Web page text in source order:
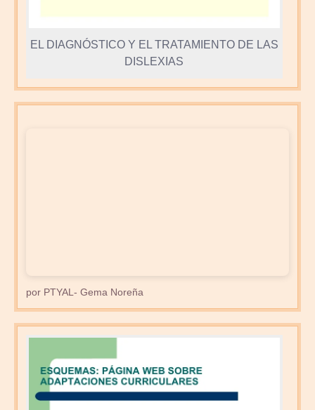
EL DIAGNÓSTICO Y EL TRATAMIENTO DE LAS
DISLEXIAS
por PTYAL- Gema Noreña